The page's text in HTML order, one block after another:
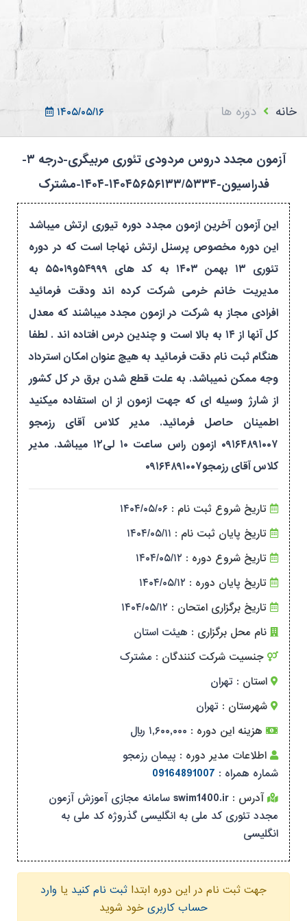
۱۴۰۵/۰۵/۱۶
خانه دوره ها
آزمون مجدد دروس مردودی تئوری مربیگری-درجه ۳-
فدراسیون-۱۴۰۴۵۶۵۶۱۳۳/۵۳۳۴-۱۴۰۴-مشترک
این آزمون آخرین ازمون مجدد دوره تیوری ارتش میباشد
این دوره مخصوص پرسنل ارتش نهاجا است که در دوره
تئوری ۱۳ بهمن ۱۴۰۳ به کد های ۵۴۹۹۹و۵۵۰۱۹ به
مدیریت خانم خرمی شرکت کرده اند ودقت فرمائید
افرادی مجاز به شرکت در ازمون مجدد میباشند که معدل
کل آنها از ۱۴ به بالا است و چندین درس افتاده اند . لطفا
هنگام ثبت نام دقت فرمائید به هیچ عنوان امکان استرداد
وجه ممکن نمیباشد. به علت قطع شدن برق در کل کشور
از شارژ وسیله ای که جهت ازمون از ان استفاده میکنید
اطمینان حاصل فرمائید. مدیر کلاس آقای رزمجو
۰۹۱۶۴۸۹۱۰۰۷ ازمون راس ساعت ۱۰ لی۱۲ میباشد. مدیر
کلاس آقای رزمجو۰۹۱۶۴۸۹۱۰۰۷
تاریخ شروع ثبت نام : ۱۴۰۴/۰۵/۰۶
تاریخ پایان ثبت نام : ۱۴۰۴/۰۵/۱۱
تاریخ شروع دوره : ۱۴۰۴/۰۵/۱۲
تاریخ پایان دوره : ۱۴۰۴/۰۵/۱۲
تاریخ برگزاری امتحان : ۱۴۰۴/۰۵/۱۲
نام محل برگزاری : هیئت استان
جنسیت شرکت کنندگان : مشترک
استان : تهران
شهرستان : تهران
هزینه این دوره : ۱,۶۰۰,۰۰۰ ریال
اطلاعات مدیر دوره : پيمان رزمجو
شماره همراه : 09164891007
آدرس :
swim1400.ir سامانه مجازی آموزش آزمون
مجدد تئوری کد ملی به انگلیسی گذروژه کد ملی به
انگلیسی
جهت ثبت نام در این دوره ابتدا ثبت نام کنید یا وارد
حساب کاربری خود شوید